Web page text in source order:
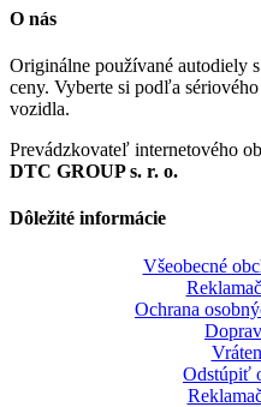
O nás
Originálne používané autodiely
ceny. Vyberte si podľa
vozidla.
Prevádzkovateľ internetového
DTC GROUP s. r. o.
Dôležité informácie
Všeobecné
Ochrana
Odstúpiť